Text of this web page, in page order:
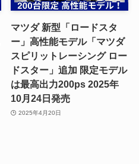
マツダ 新型「ロードスタ
ー」高性能モデル「マツダ
スピリットレーシング ロー
ドスター」追加 限定モデル
は最高出力200ps 2025年
10月24日発売
2025年4月20日